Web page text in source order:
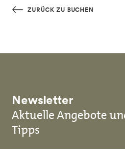
Skip to main content
ZURÜCK ZU BUCHEN
Newsletter
Aktuelle Angebote
Tipps